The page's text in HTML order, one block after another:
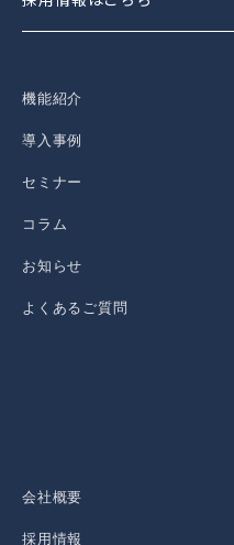
機能紹介
導入事例
セミナー
コラム
お知らせ
よくあるご質問
会社概要
採用情報